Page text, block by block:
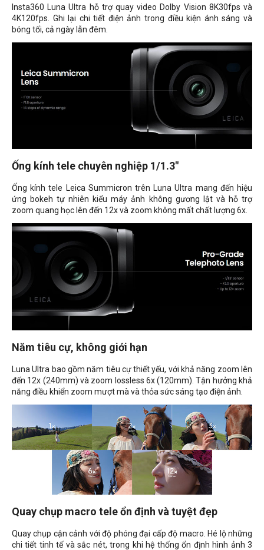
Insta360 Luna Ultra hỗ trợ quay video Dolby Vision 8K30fps và
4K120fps. Ghi lại chi tiết điện ảnh trong điều kiện ánh sáng và
bóng tối, cả ngày lẫn đêm.
Ống kính tele chuyên nghiệp 1/1.3"
Ống kính tele Leica Summicron trên Luna Ultra mang đến hiệu
ứng bokeh tự nhiên kiểu máy ảnh không gương lật và hỗ trợ
zoom quang học lên đến 12x và zoom không mất chất lượng 6x.
Năm tiêu cự, không giới hạn
Luna Ultra bao gồm năm tiêu cự thiết yếu, với khả năng zoom lên
đến 12x (240mm) và zoom lossless 6x (120mm). Tận hưởng khả
năng điều khiển zoom mượt mà và thỏa sức sáng tạo điện ảnh.
Quay chụp macro tele ổn định và tuyệt đẹp
Quay chụp cận cảnh với độ phóng đại cấp độ macro. Hé lộ những
chi tiết tinh tế và sắc nét, trong khi hệ thống ổn định hình ảnh 3